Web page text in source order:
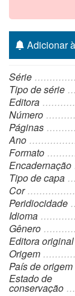
Adicionar
Série
Tipo de série
Editora
Número
Páginas
Ano
Formato
Encadernação
Tipo de capa
Cor
Peridiocidade
Idioma
Gênero
Editora original
Origem
País de origem
Estado de
conservação